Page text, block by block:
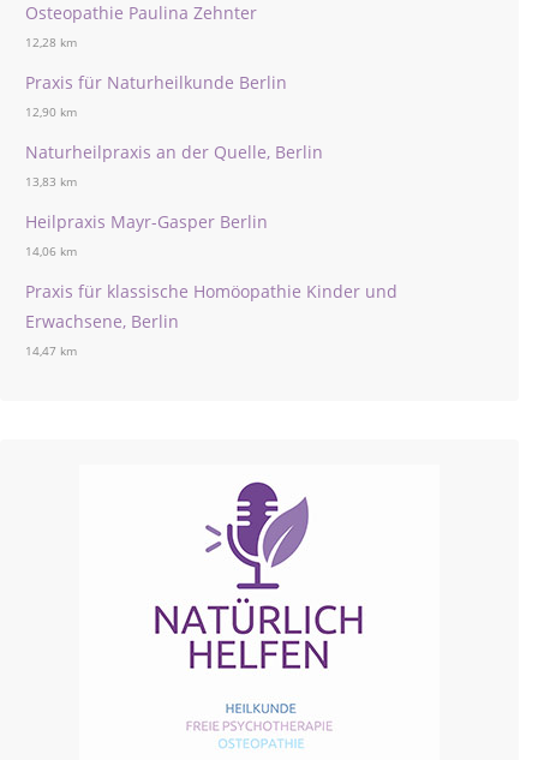
Osteopathie Paulina Zehnter
12,28 km
Praxis für Naturheilkunde Berlin
12,90 km
Naturheilpraxis an der Quelle, Berlin
13,83 km
Heilpraxis Mayr-Gasper Berlin
14,06 km
Praxis für klassische Homöopathie Kinder und
Erwachsene, Berlin
14,47 km